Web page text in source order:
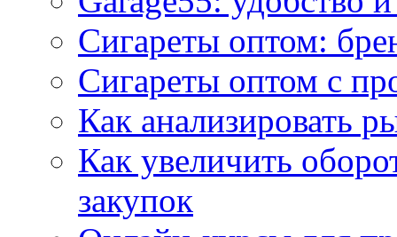
Сигареты оптом:
Сигареты оптом с
Как анализировать
Как увеличить
закупок